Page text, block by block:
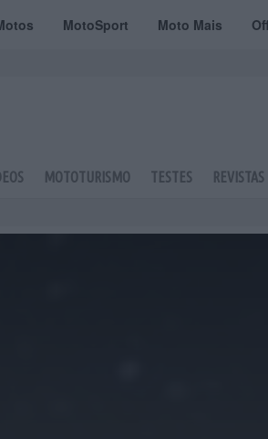
MotoSport Moto Mais
MOTOTURISMO TESTES